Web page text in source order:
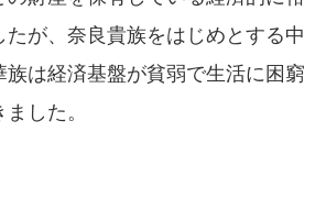
が、奈良貴族をはじめとする中
は経済基盤が貧弱で生活に困窮
した。